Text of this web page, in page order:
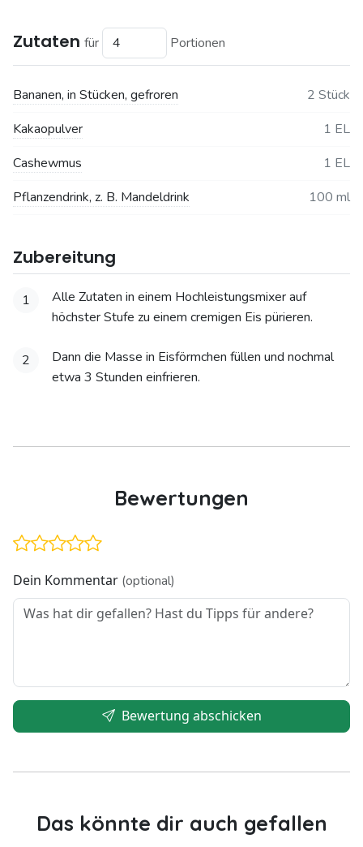
Zutaten für Portionen
Bananen, in Stücken, gefroren
2 Stück
Kakaopulver
1 EL
Cashewmus
1 EL
Pflanzendrink, z. B. Mandeldrink
100 ml
Zubereitung
1
Alle Zutaten in einem Hochleistungsmixer auf
höchster Stufe zu einem cremigen Eis pürieren.
2
Dann die Masse in Eisförmchen füllen und nochmal
etwa 3 Stunden einfrieren.
Bewertungen
Dein Kommentar (optional)
Bewertung abschicken
Das könnte dir auch gefallen